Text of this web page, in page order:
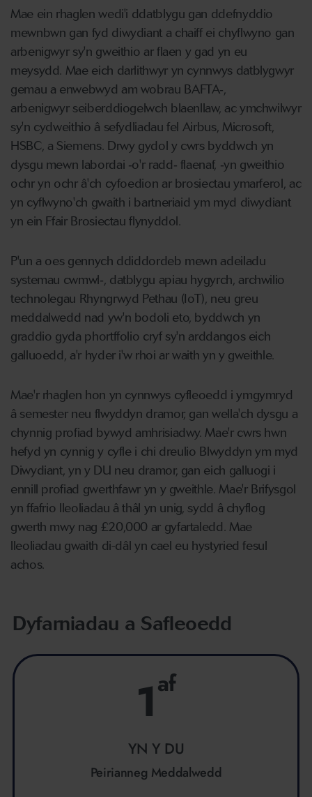
Mae ein rhaglen wedi'i ddatblygu gan ddefnyddio
mewnbwn gan fyd diwydiant a chaiff ei chyflwyno gan
arbenigwyr sy'n gweithio ar flaen y gad yn eu
meysydd. Mae eich darlithwyr yn cynnwys datblygwyr
gemau a enwebwyd am wobrau BAFTA‑,
arbenigwyr seiberddiogelwch blaenllaw, ac ymchwilwyr
sy'n cydweithio â sefydliadau fel Airbus, Microsoft,
HSBC, a Siemens. Drwy gydol y cwrs byddwch yn
dysgu mewn labordai ‑o'r radd‑ flaenaf, ‑yn gweithio
ochr yn ochr â'ch cyfoedion ar brosiectau ymarferol, ac
yn cyflwyno'ch gwaith i bartneriaid ym myd diwydiant
yn ein Ffair Brosiectau flynyddol.
P'un a oes gennych ddiddordeb mewn adeiladu
systemau cwmwl‑, datblygu apiau hygyrch, archwilio
technolegau Rhyngrwyd Pethau (IoT), neu greu
meddalwedd nad yw'n bodoli eto, byddwch yn
graddio gyda phortffolio cryf sy'n arddangos eich
galluoedd, a'r hyder i'w rhoi ar waith yn y gweithle.
Mae'r rhaglen hon yn cynnwys cyfleoedd i ymgymryd
â semester neu flwyddyn dramor, gan wella'ch dysgu a
chynnig profiad bywyd amhrisiadwy. Mae'r cwrs hwn
hefyd yn cynnig y cyfle i chi dreulio Blwyddyn ym myd
Diwydiant, yn y DU neu dramor, gan eich galluogi i
ennill profiad gwerthfawr yn y gweithle. Mae'r Brifysgol
yn ffafrio lleoliadau â thâl yn unig, sydd â chyflog
gwerth mwy nag £20,000 ar gyfartaledd. Mae
lleoliadau gwaith di-dâl yn cael eu hystyried fesul
achos.
Dyfarniadau a Safleoedd
1af
YN Y DU
Peirianneg Meddalwedd